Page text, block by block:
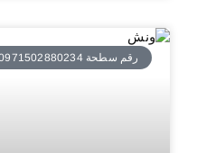
رقم سطحة 00971502880234